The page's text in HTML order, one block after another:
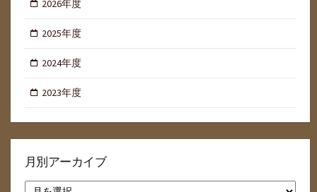
2026年度
2025年度
2024年度
2023年度
月別アーカイブ